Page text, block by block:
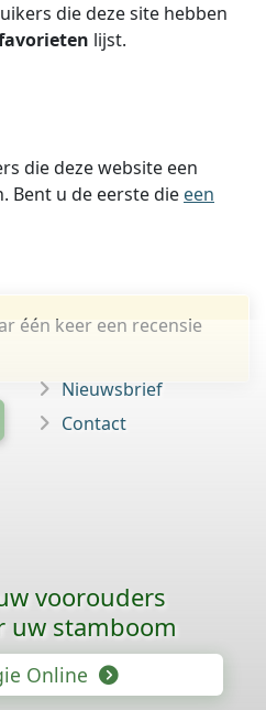
die deze site hebben
lijst.
die deze website een
Bent u de eerste die een
één keer een recensie
Nieuwsbrief
Contact
voorouders
uw stamboom
Online